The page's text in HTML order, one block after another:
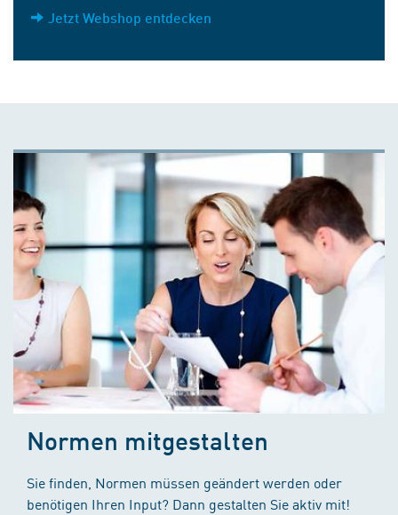
Jetzt Webshop entdecken
Normen mitgestalten
Sie finden, Normen müssen geändert werden oder
benötigen Ihren Input? Dann gestalten Sie aktiv mit!